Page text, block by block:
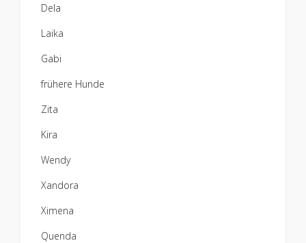
Dela
Laika
Gabi
frühere Hunde
Zita
Kira
Wendy
Xandora
Ximena
Quenda